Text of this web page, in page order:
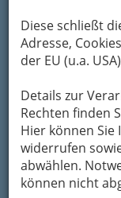
Diese schließt
Adresse,
der EU (u.a.
Details zur
Rechten finden
Hier können Sie
widerrufen
abwählen.
können nicht
Josef Lang "
+43 316 382
Warum Sie
In Graz gibt es